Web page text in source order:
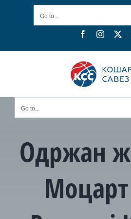
Go to...
Facebook
Go to...
Одржан